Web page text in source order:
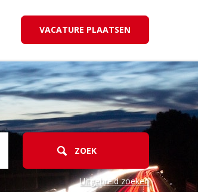
VACATURE PLAATSEN
Uitgebreid zoeken